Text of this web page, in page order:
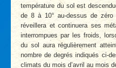
température du sol est
de 8 à 10° au-dessus de
réveillera et continuera ses
interrompues par les froids,
du sol aura régulièrement
nombre de degrés indiqués ci-
climats du mois d’avril au mois